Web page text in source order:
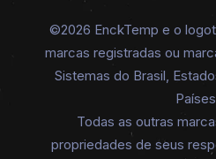
©2026 EnckTemp e o
marcas registradas ou
Sistemas do Brasil,
Todas as outras
propriedades de seus